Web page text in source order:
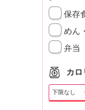
保存
めん
弁当
カロ